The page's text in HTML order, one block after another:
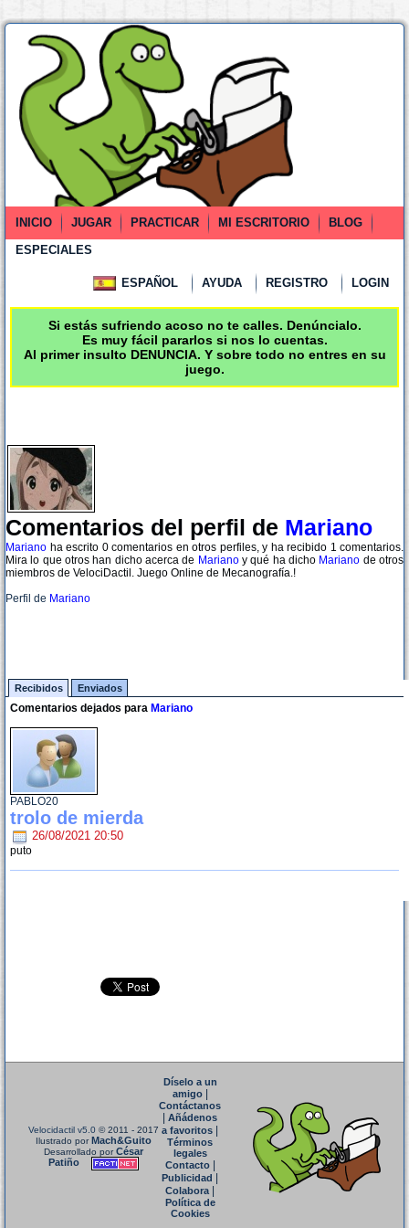
INICIO JUGAR PRACTICAR MI ESCRITORIO
BLOG
ESPECIALES
ESPAÑOL AYUDA REGISTRO LOGIN
Si estás sufriendo acoso no te calles. Denúncialo.
Es muy fácil pararlos si nos lo cuentas.
Al primer insulto DENUNCIA. Y sobre todo no entres en su
juego.
Comentarios del perfil de Mariano
Mariano ha escrito 0 comentarios en otros perfiles, y ha recibido 1 comentarios.
Mira lo que otros han dicho acerca de Marianoy qué ha dicho Mariano de otros
miembros de VelociDactil. Juego Online de Mecanografía.!
Perfil de Mariano
Recibidos Enviados
Comentarios dejados para Mariano
PABLO20
trolo de mierda
26/08/2021 20:50
puto
Velocidactil v5.0 © 2011 - 2017
Ilustrado porMach&Guito
Desarrollado porCésar
Patiño
Díselo a un
amigo|
Contáctanos
Añádenos
a favoritos
Términos
legales
Contacto|
Publicidad
Colabora|
Política de
Cookies